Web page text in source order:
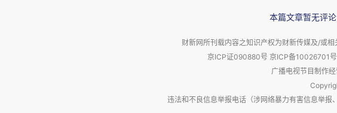
现较为稳定。整体来看，调味品市场整体格局变化不
为了更好地分析类目价格的变动与走势，我们拉
本篇文章暂无评论
财新网所刊载内容之知识产权为财新传媒及/或
京ICP证090880号 京ICP备10026701
广播电视节目制作
违法和不良信息举报电话（涉网络暴力有害信息举